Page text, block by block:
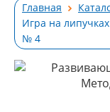
Главная
Игра на
№ 4